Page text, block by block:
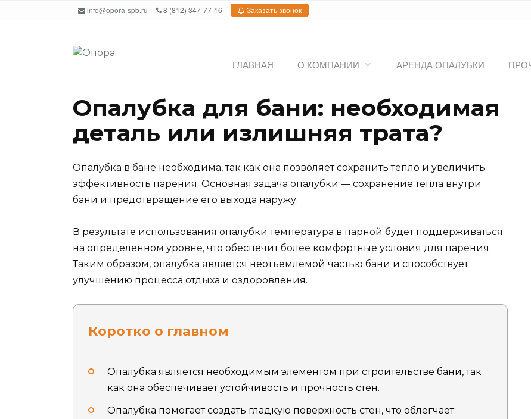
info@opora-spb.ru 8 (812) 347-77-16 Заказать звонок
ГЛАВНАЯ О КОМПАНИИ АРЕНДА ОПАЛУБКИ
Опалубка для бани: необходимая
деталь или излишняя трата?
Опалубка в бане необходима, так как она позволяет сохранить тепло и увеличить
эффективность парения. Основная задача опалубки — сохранение тепла внутри
бани и предотвращение его выхода наружу.
В результате использования опалубки температура в парной будет поддерживаться
на определенном уровне, что обеспечит более комфортные условия для парения.
Таким образом, опалубка является неотъемлемой частью бани и способствует
улучшению процесса отдыха и оздоровления.
Коротко о главном
Опалубка является необходимым элементом при строительстве бани, так
как она обеспечивает устойчивость и прочность стен.
Опалубка помогает создать гладкую поверхность стен, что облегчает